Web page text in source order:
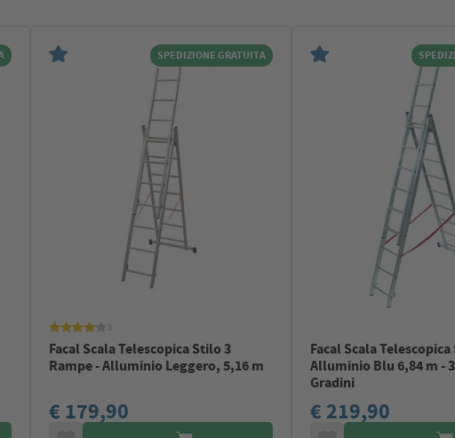
SPEDIZIONE GRATUITA
Facal Scala Telescopica Stilo 3
Rampe - Alluminio Leggero, 5,16 m
€ 179,90
Facal Scala
Alluminio Blu 6,84 m -
Gradini
€ 219,90